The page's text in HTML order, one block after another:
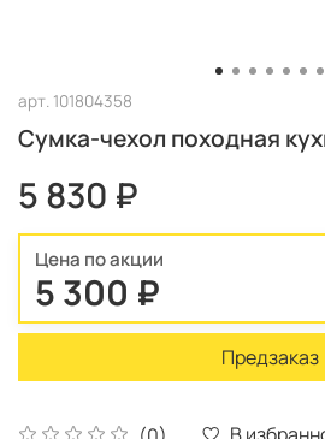
арт. 101804358
Сумка-чехол походная
5 830 ₽
Цена по акции
5 300 ₽
Предзаказ